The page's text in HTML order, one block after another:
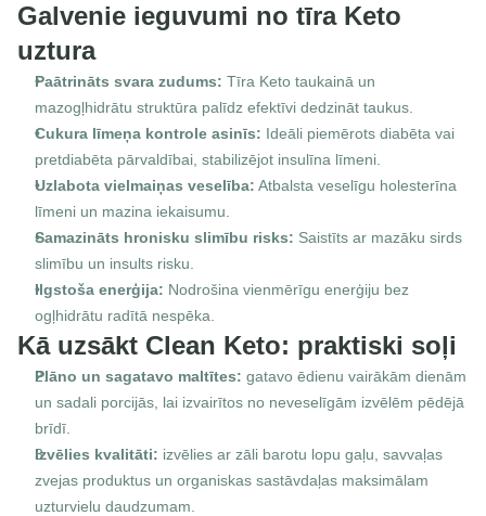
Galvenie ieguvumi no tīra Keto
uztura
Paātrināts svara zudums: Tīra Keto taukainā un
mazogļhidrātu struktūra palīdz efektīvi dedzināt taukus.
Cukura līmeņa kontrole asinīs: Ideāli piemērots diabēta vai
pretdiabēta pārvaldībai, stabilizējot insulīna līmeni.
Uzlabota vielmaiņas veselība: Atbalsta veselīgu holesterīna
līmeni un mazina iekaisumu.
Samazināts hronisku slimību risks: Saistīts ar mazāku sirds
slimību un insults risku.
Ilgstoša enerģija: Nodrošina vienmērīgu enerģiju bez
ogļhidrātu radītā nespēka.
Kā uzsākt Clean Keto: praktiski soļi
Plāno un sagatavo maltītes: gatavo ēdienu vairākām dienām
un sadali porcijās, lai izvairītos no neveselīgām izvēlēm pēdējā
brīdī.
Izvēlies kvalitāti: izvēlies ar zāli barotu lopu gaļu, savvaļas
zvejas produktus un organiskas sastāvdaļas maksimālam
uzturvielu daudzumam.